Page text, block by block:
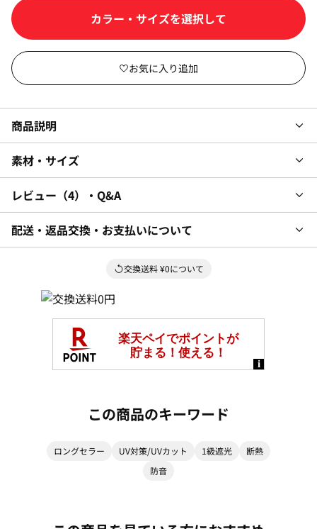
カラー・サイズを選択して
商品説明
素材・サイズ
レビュー 4 ・Q&A
配送・返品交換・お支払いについて
交換送料 ¥0について
この商品のキーワード
ロングセラー UV対策/UVカット 1級遮光
断熱
防音